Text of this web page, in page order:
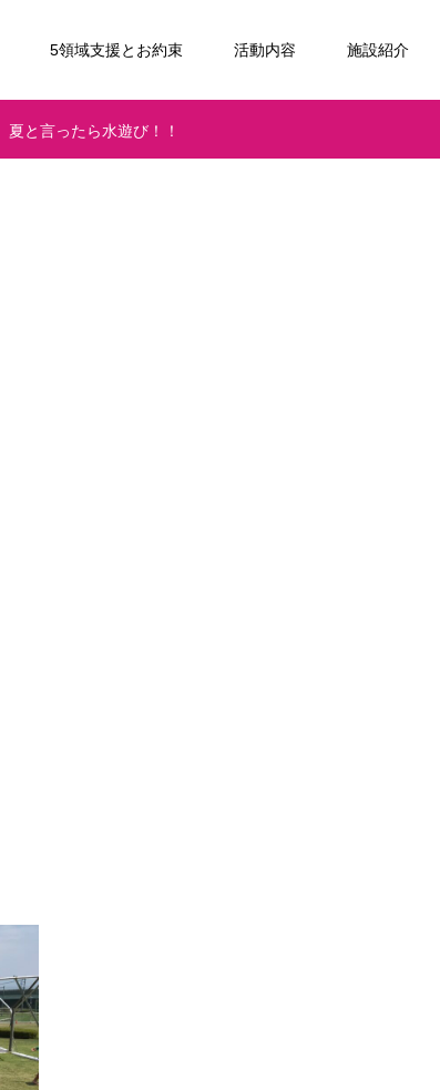
5領域支援とお約束 活動内容 施設紹介
夏と言ったら水遊び！！